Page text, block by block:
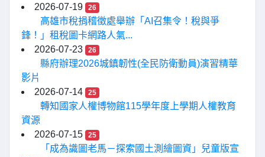
2026-07-19
26
高雄市稅捐稽徵處舉辦「AI召集令！稅與爭
鋒！」租稅圖卡網路人氣...
2026-07-23
26
縣府辦理2026城鎮韌性(全民防衛動員)演習精華
影片
2026-07-14
25
轉知國家人權博物館115學年度上學期人權教育
資源
2026-07-15
25
「成為識圖老馬－探索國土測繪圖資」兒童版宣